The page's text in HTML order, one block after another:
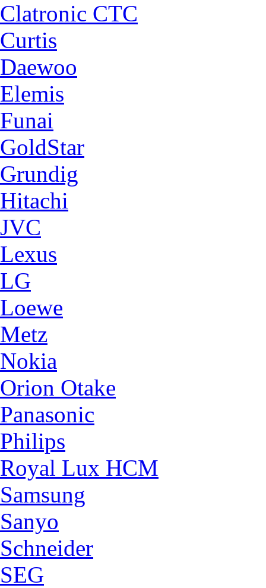
Clatronic CTC
Curtis
Daewoo
Elemis
Funai
GoldStar
Grundig
Hitachi
JVC
Lexus
LG
Loewe
Metz
Nokia
Orion Otake
Panasonic
Philips
Royal Lux HCM
Samsung
Sanyo
Schneider
SEG